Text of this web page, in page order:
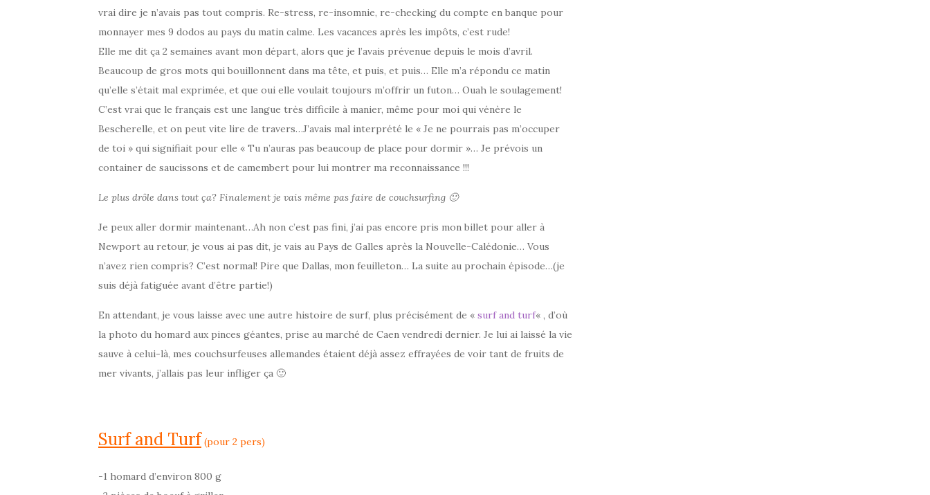
vrai dire je n’avais pas tout compris. Re-stress, re-insomnie, re-checking du compte en banque pour
monnayer mes 9 dodos au pays du matin calme. Les vacances après les impôts, c’est rude!
Elle me dit ça 2 semaines avant mon départ, alors que je l’avais prévenue depuis le mois d’avril.
Beaucoup de gros mots qui bouillonnent dans ma tête, et puis, et puis… Elle m’a répondu ce matin
qu’elle s’était mal exprimée, et que oui elle voulait toujours m’offrir un futon… Ouah le soulagement!
C’est vrai que le français est une langue très difficile à manier, même pour moi qui vénère le
Bescherelle, et on peut vite lire de travers…J’avais mal interprété le « Je ne pourrais pas m’occuper
de toi » qui signifiait pour elle « Tu n’auras pas beaucoup de place pour dormir »… Je prévois un
container de saucissons et de camembert pour lui montrer ma reconnaissance !!!
Le plus drôle dans tout ça? Finalement je vais même pas faire de couchsurfing 🙂
Je peux aller dormir maintenant…Ah non c’est pas fini, j’ai pas encore pris mon billet pour aller à
Newport au retour, je vous ai pas dit, je vais au Pays de Galles après la Nouvelle-Calédonie… Vous
n’avez rien compris? C’est normal! Pire que Dallas, mon feuilleton… La suite au prochain épisode…(je
suis déjà fatiguée avant d’être partie!)
En attendant, je vous laisse avec une autre histoire de surf, plus précisément de « surf and turf« , d’où
la photo du homard aux pinces géantes, prise au marché de Caen vendredi dernier. Je lui ai laissé la vie
sauve à celui-là, mes couchsurfeuses allemandes étaient déjà assez effrayées de voir tant de fruits de
mer vivants, j’allais pas leur infliger ça 🙂
Surf and Turf (pour 2 pers)
-1 homard d’environ 800 g